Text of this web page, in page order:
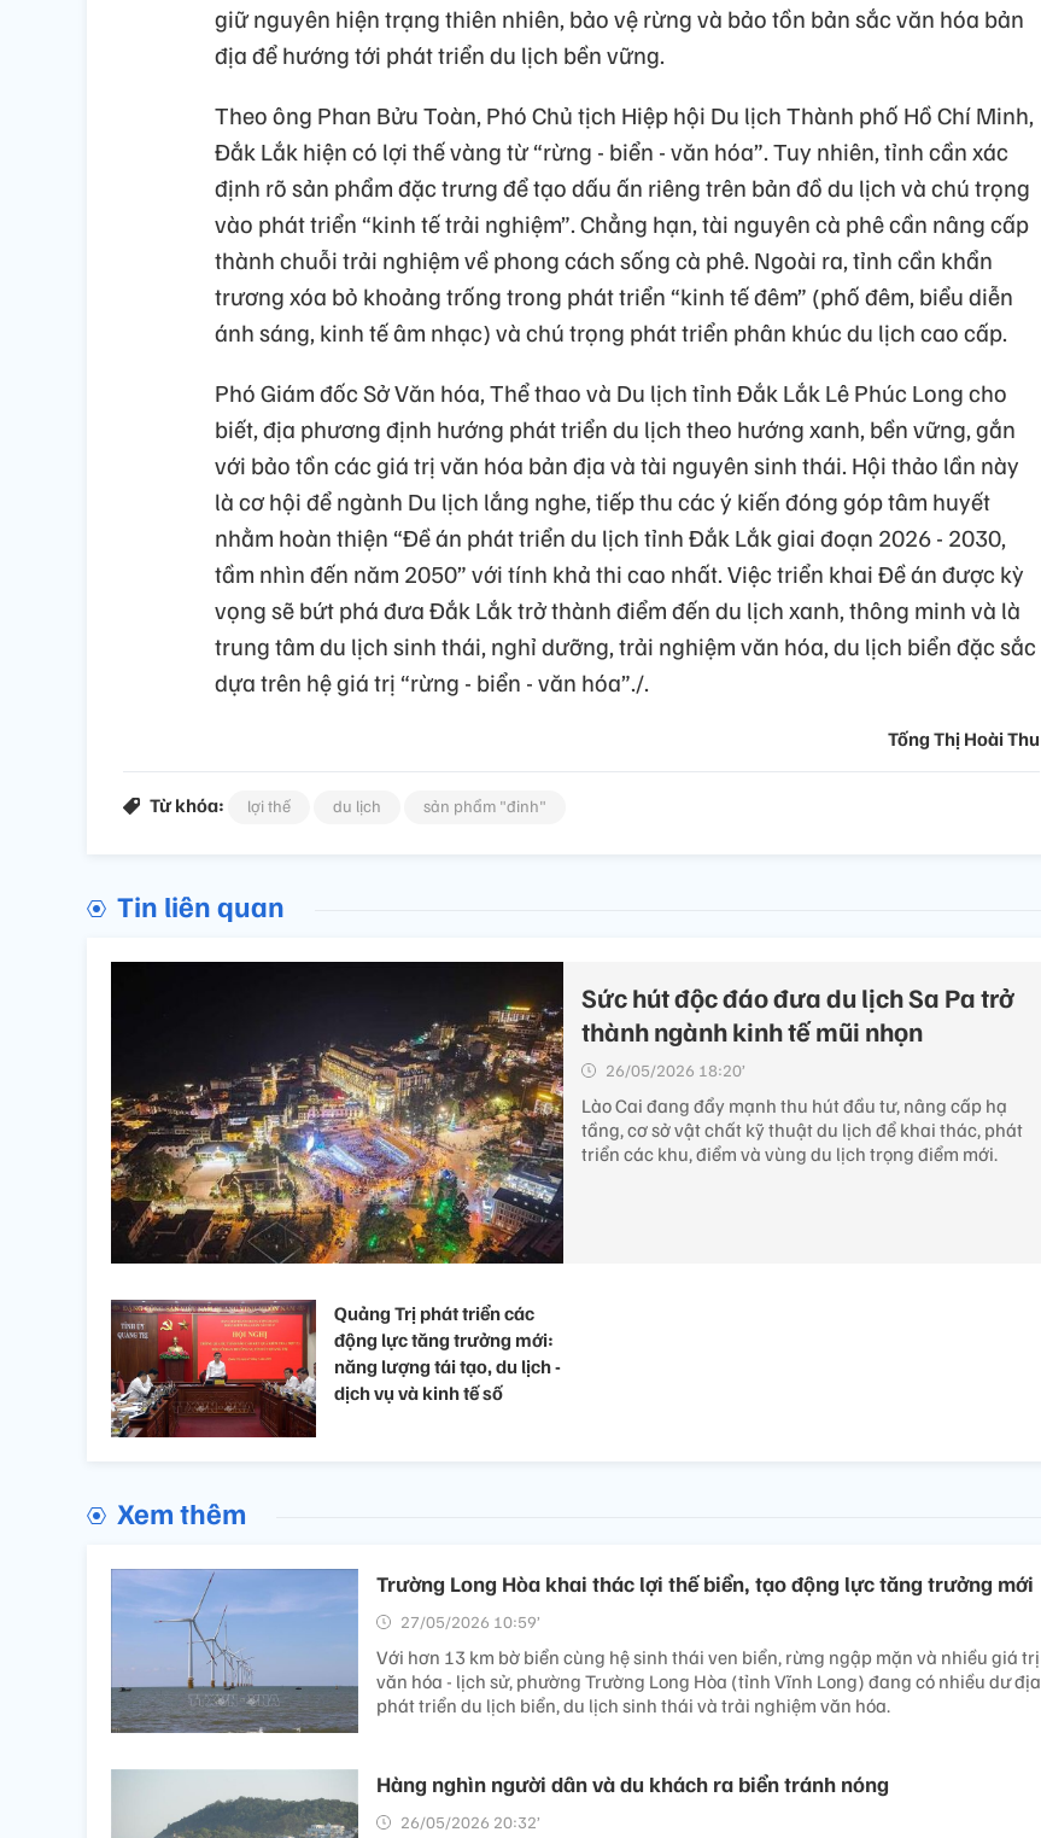
giữ nguyên hiện trạng thiên nhiên, bảo vệ rừng và bảo tồn bản sắc văn hóa bản
địa để hướng tới phát triển du lịch bền vững.
Theo ông Phan Bửu Toàn, Phó Chủ tịch Hiệp hội Du lịch Thành phố Hồ Chí Minh,
Đắk Lắk hiện có lợi thế vàng từ “rừng - biển - văn hóa”. Tuy nhiên, tỉnh cần xác
định rõ sản phẩm đặc trưng để tạo dấu ấn riêng trên bản đồ du lịch và chú trọng
vào phát triển “kinh tế trải nghiệm”. Chẳng hạn, tài nguyên cà phê cần nâng cấp
thành chuỗi trải nghiệm về phong cách sống cà phê. Ngoài ra, tỉnh cần khẩn
trương xóa bỏ khoảng trống trong phát triển “kinh tế đêm” (phố đêm, biểu diễn
ánh sáng, kinh tế âm nhạc) và chú trọng phát triển phân khúc du lịch cao cấp.
Phó Giám đốc Sở Văn hóa, Thể thao và Du lịch tỉnh Đắk Lắk Lê Phúc Long cho
biết, địa phương định hướng phát triển du lịch theo hướng xanh, bền vững, gắn
với bảo tồn các giá trị văn hóa bản địa và tài nguyên sinh thái. Hội thảo lần này
là cơ hội để ngành Du lịch lắng nghe, tiếp thu các ý kiến đóng góp tâm huyết
nhằm hoàn thiện “Đề án phát triển du lịch tỉnh Đắk Lắk giai đoạn 2026 - 2030,
tầm nhìn đến năm 2050” với tính khả thi cao nhất. Việc triển khai Đề án được kỳ
vọng sẽ bứt phá đưa Đắk Lắk trở thành điểm đến du lịch xanh, thông minh và là
trung tâm du lịch sinh thái, nghỉ dưỡng, trải nghiệm văn hóa, du lịch biển đặc sắc
dựa trên hệ giá trị “rừng - biển - văn hóa”./.
Tống Thị Hoài Thu
Từ khóa: lợi thế du lịch sản phẩm "đinh"
Tin liên quan
Sức hút độc đáo đưa du lịch Sa Pa trở
thành ngành kinh tế mũi nhọn
26/05/2026 18:20’
Lào Cai đang đẩy mạnh thu hút đầu tư, nâng cấp hạ
tầng, cơ sở vật chất kỹ thuật du lịch để khai thác, phát
triển các khu, điểm và vùng du lịch trọng điểm mới.
Quảng Trị phát triển các
động lực tăng trưởng mới:
năng lượng tái tạo, du lịch -
dịch vụ và kinh tế số
Xem thêm
Trường Long Hòa khai thác lợi thế biển, tạo động lực tăng trưởng mới
27/05/2026 10:59’
Với hơn 13 km bờ biển cùng hệ sinh thái ven biển, rừng ngập mặn và nhiều giá trị
văn hóa - lịch sử, phường Trường Long Hòa (tỉnh Vĩnh Long) đang có nhiều dư địa
phát triển du lịch biển, du lịch sinh thái và trải nghiệm văn hóa.
Hàng nghìn người dân và du khách ra biển tránh nóng
26/05/2026 20:32’